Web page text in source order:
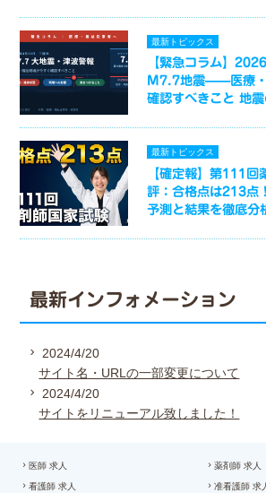
最新トピックス
【緊急コラム】
M7.7地震——医療・
確認すべきこと 地
最新トピックス
【確定報】第111回
評：合格点は213点
予測と結果を徹底分
最新インフォメーション
2024/4/20
サイト名・URLの一部変更について
2024/4/20
サイトをリニューアル致しました！
医師 求人 薬剤師 求人
看護師 求人 准看護師 求